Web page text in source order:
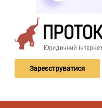
Зареєструватися